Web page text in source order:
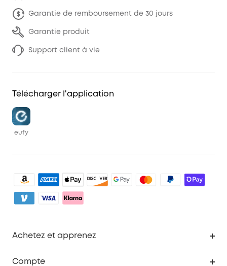
Garantie de remboursement de 30 jours
Garantie produit
Support client à vie
Télécharger l'application
eufy
Achetez et apprenez
Compte